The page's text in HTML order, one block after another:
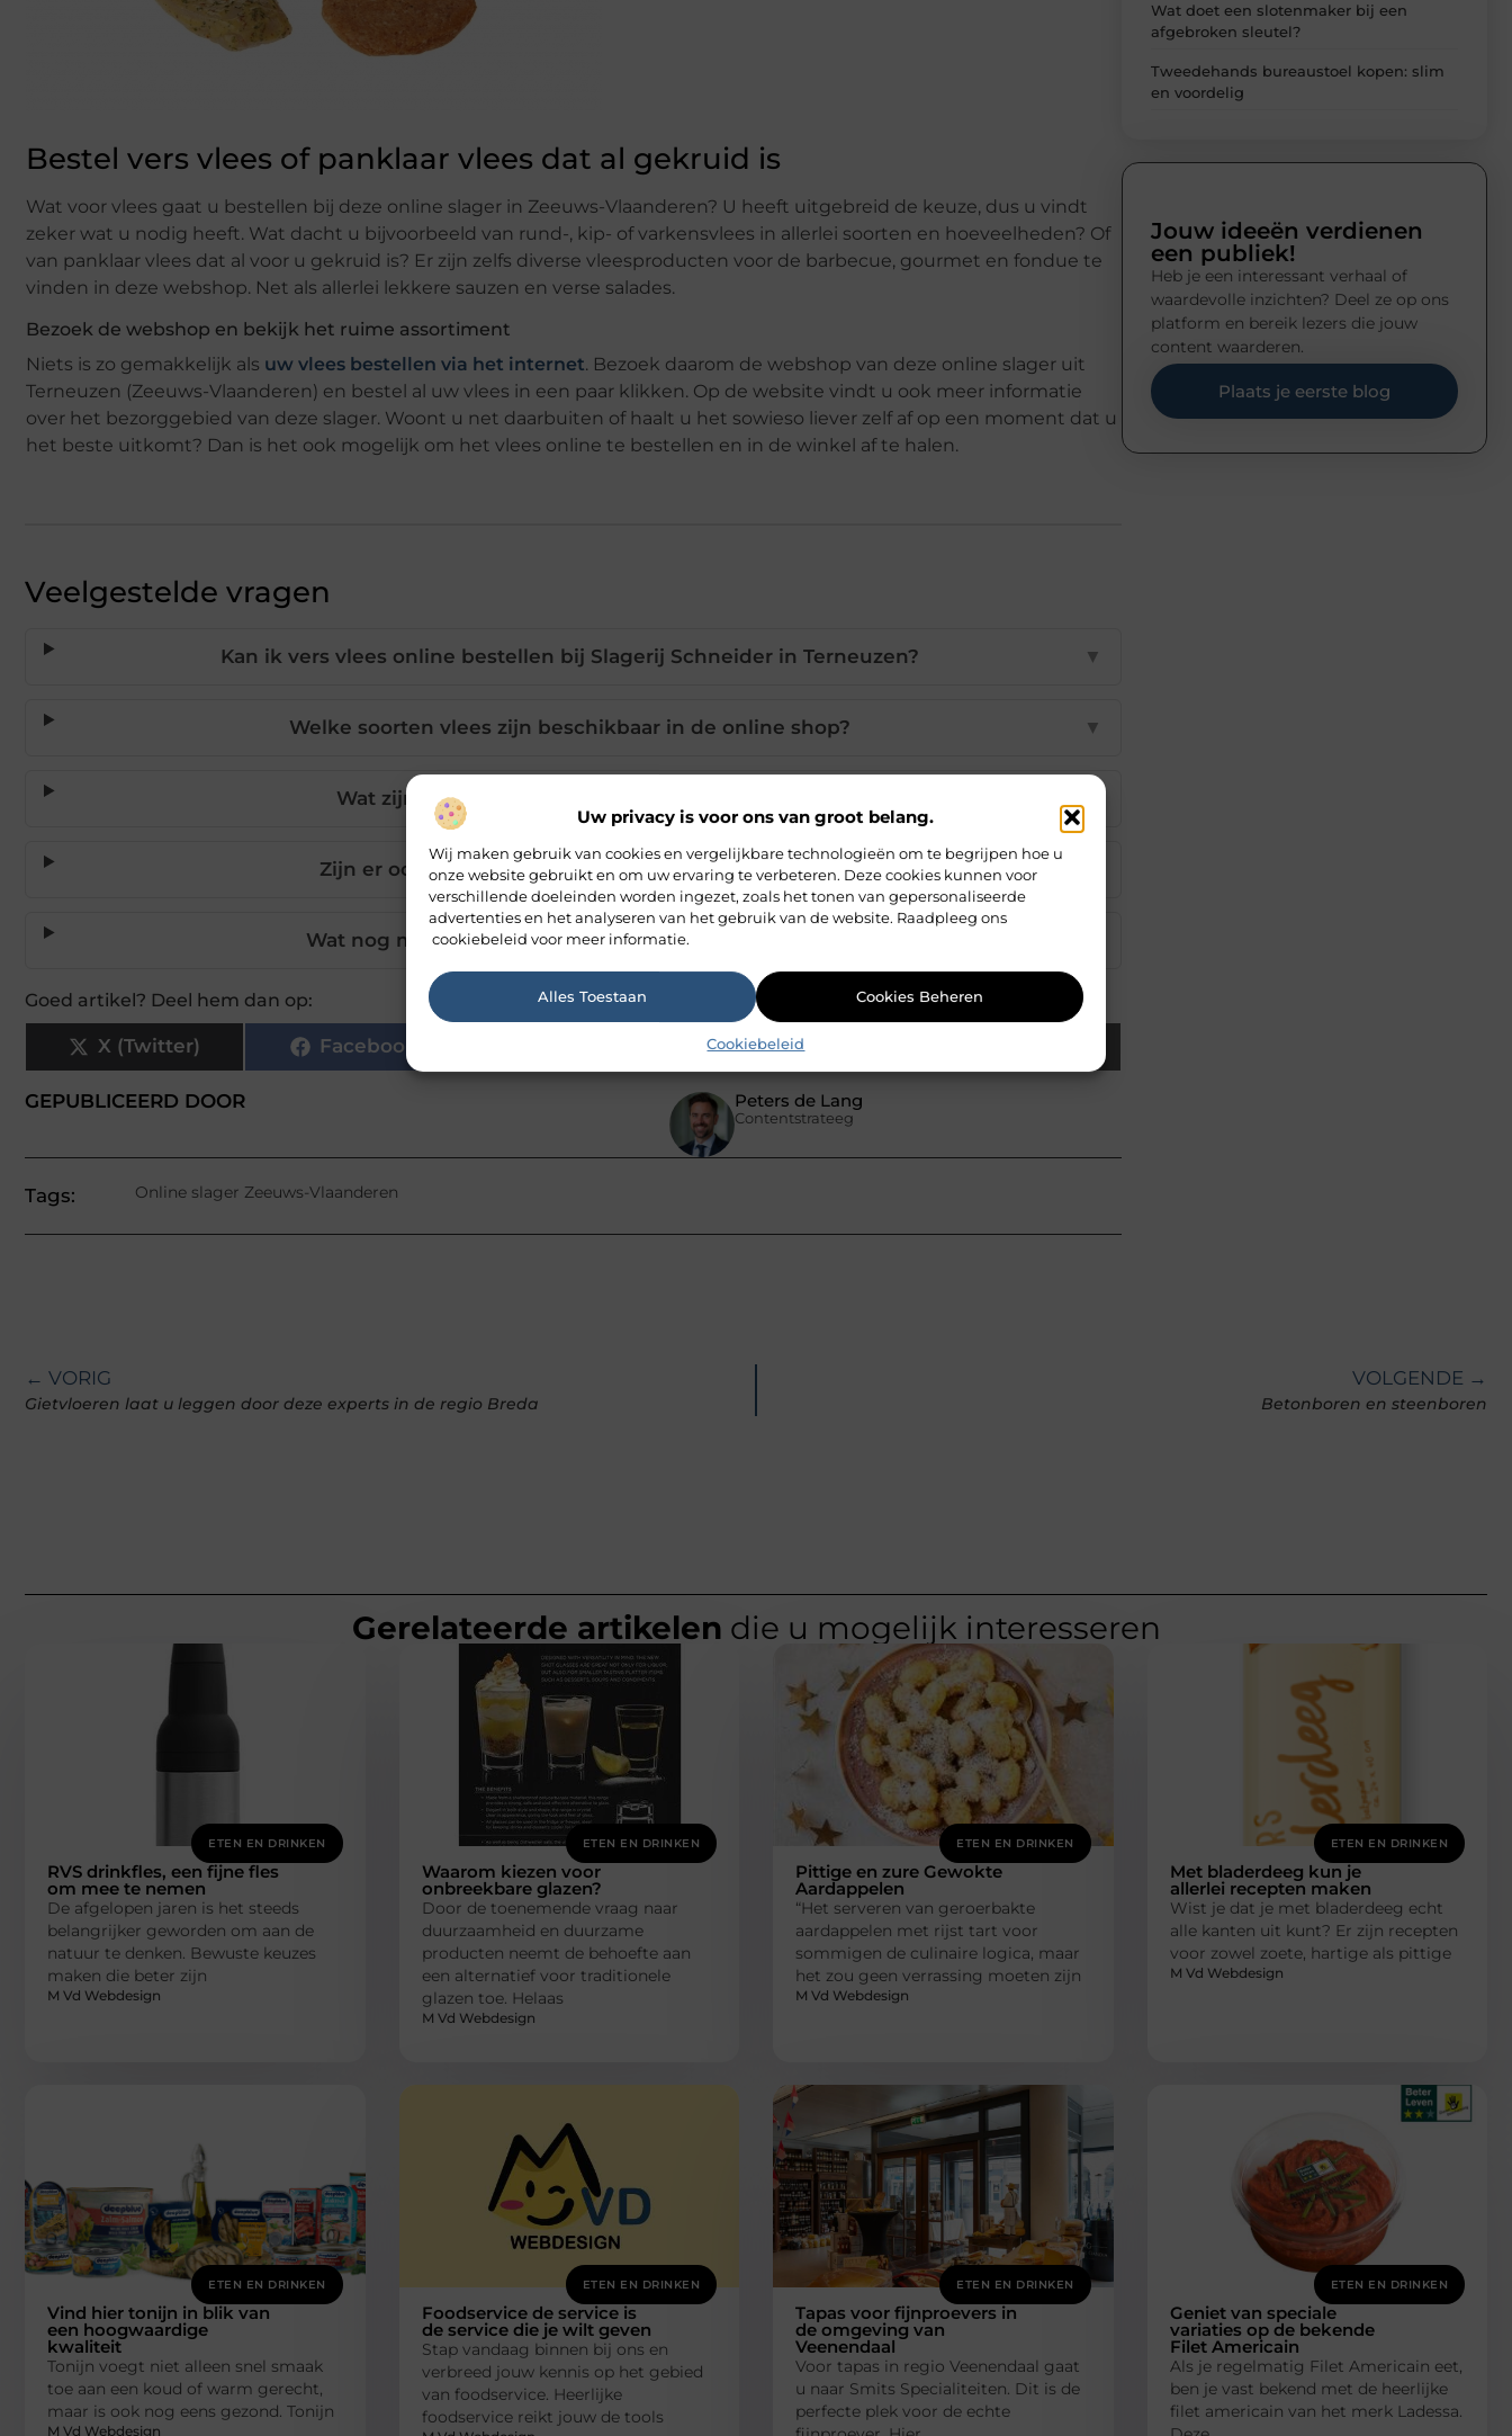
Uw privacy is voor ons van groot belang.
Wij maken gebruik van cookies en vergelijkbare technologieën om te begrijpen hoe u
onze website gebruikt en om uw ervaring te verbeteren. Deze cookies kunnen voor
verschillende doeleinden worden ingezet, zoals het tonen van gepersonaliseerde
advertenties en het analyseren van het gebruik van de website. Raadpleeg ons
cookiebeleid voor meer informatie.
Alles Toestaan Cookies Beheren
Cookiebeleid
Bestel vers vlees of panklaar vlees dat al gekruid is
Wat voor vlees gaat u bestellen bij deze online slager in Zeeuws-Vlaanderen? U heeft uitgebreid de keuze, dus u vindt
zeker wat u nodig heeft. Wat dacht u bijvoorbeeld van rund-, kip- of varkensvlees in allerlei soorten en hoeveelheden? Of
van panklaar vlees dat al voor u gekruid is? Er zijn zelfs diverse vleesproducten voor de barbecue, gourmet en fondue te
vinden in deze webshop. Net als allerlei lekkere sauzen en verse salades.
Bezoek de webshop en bekijk het ruime assortiment
Niets is zo gemakkelijk als uw vlees bestellen via het internet. Bezoek daarom de webshop van deze online slager uit
Terneuzen (Zeeuws-Vlaanderen) en bestel al uw vlees in een paar klikken. Op de website vindt u ook meer informatie
over het bezorggebied van deze slager. Woont u net daarbuiten of haalt u het sowieso liever zelf af op een moment dat u
het beste uitkomt? Dan is het ook mogelijk om het vlees online te bestellen en in de winkel af te halen.
Veelgestelde vragen
Kan ik vers vlees online bestellen bij Slagerij Schneider in Terneuzen? ▼
Welke soorten vlees zijn beschikbaar in de online shop? ▼
Wat zijn de bezorgopties voor mijn bestelling?
Zijn er ook panklaar vleesproducten beschikbaar?
Wat nog meer te vinden in de webshop naast vlees?
Goed artikel? Deel hem dan op:
X (Twitter) Facebook LinkedIn
GEPUBLICEERD DOOR Peters de Lang
Contentstrateeg
Tags: Online slager Zeeuws-Vlaanderen
Wat doet een slotenmaker bij een
afgebroken sleutel?
Tweedehands bureaustoel kopen: slim
en voordelig
Jouw ideeën verdienen
een publiek!
Heb je een interessant verhaal of
waardevolle inzichten? Deel ze op ons
platform en bereik lezers die jouw
content waarderen.
Plaats je eerste blog
← VORIG
Gietvloeren laat u leggen door deze experts in de regio Breda
VOLGENDE →
Betonboren en steenboren
Gerelateerde artikelen die u mogelijk interesseren
ETEN EN DRINKEN
RVS drinkfles, een fijne fles
om mee te nemen
De afgelopen jaren is het steeds
belangrijker geworden om aan de
natuur te denken. Bewuste keuzes
maken die beter zijn
M Vd Webdesign
ETEN EN DRINKEN
Waarom kiezen voor
onbreekbare glazen?
Door de toenemende vraag naar
duurzaamheid en duurzame
producten neemt de behoefte aan
een alternatief voor traditionele
glazen toe. Helaas
M Vd Webdesign
ETEN EN DRINKEN
Pittige en zure Gewokte
Aardappelen
“Het serveren van geroerbakte
aardappelen met rijst tart voor
sommigen de culinaire logica, maar
het zou geen verrassing moeten zijn
M Vd Webdesign
ETEN EN DRINKEN
Met bladerdeeg kun je
allerlei recepten maken
Wist je dat je met bladerdeeg echt
alle kanten uit kunt? Er zijn recepten
voor zowel zoete, hartige als pittige
M Vd Webdesign
ETEN EN DRINKEN
Vind hier tonijn in blik van
een hoogwaardige
kwaliteit
Tonijn voegt niet alleen snel smaak
toe aan een koud of warm gerecht,
maar is ook nog eens gezond. Tonijn
M Vd Webdesign
ETEN EN DRINKEN
Foodservice de service is
de service die je wilt geven
Stap vandaag binnen bij ons en
verbreed jouw kennis op het gebied
van foodservice. Heerlijke
foodservice reikt jouw de tools
ETEN EN DRINKEN
Tapas voor fijnproevers in
de omgeving van
Veenendaal
Voor tapas in regio Veenendaal gaat
u naar Smits Specialiteiten. Dit is de
perfecte plek voor de echte
ETEN EN DRINKEN
Geniet van speciale
variaties op de bekende
Filet Americain
Als je regelmatig Filet Americain eet,
ben je vast bekend met de heerlijke
filet americain van het merk Ladessa.